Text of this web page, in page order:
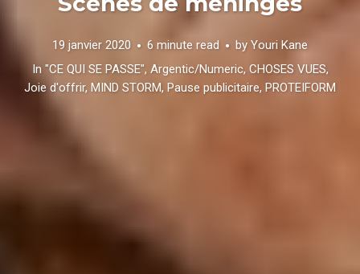
19 janvier 2020 6 minute read by Youri Kane
In "CE QUI SE PASSE", Argentic/Numeric, CHOSES VUES,
Joie d'offrir, MIND STORM, Pause publicitaire, PROTEIFORM